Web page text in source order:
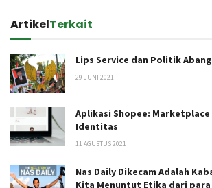
ArtikelTerkait
Lips Service dan Politik
29 JUNI 2021
Aplikasi Shopee: Marketplace
Identitas
11 AGUSTUS 2021
Nas Daily Dikecam Adalah
Kita Menuntut Etika dari